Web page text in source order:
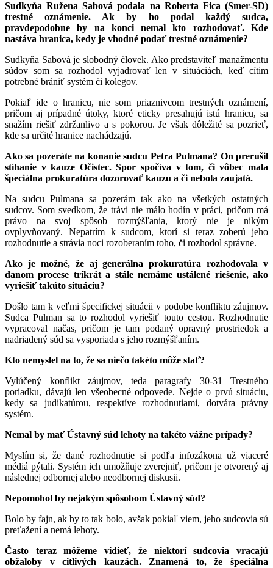
Sudkyňa Ružena Sabová podala na Roberta Fica (Smer-SD)
trestné oznámenie. Ak by ho podal každý sudca,
pravdepodobne by na konci nemal kto rozhodovať. Kde
nastáva hranica, kedy je vhodné podať trestné oznámenie?
Sudkyňa Sabová je slobodný človek. Ako predstaviteľ manažmentu
súdov som sa rozhodol vyjadrovať len v situáciách, keď cítim
potrebné brániť systém či kolegov.
Pokiaľ ide o hranicu, nie som priaznivcom trestných oznámení,
pričom aj prípadné útoky, ktoré eticky presahujú istú hranicu, sa
snažím riešiť zdržanlivo a s pokorou. Je však dôležité sa pozrieť,
kde sa určité hranice nachádzajú.
Ako sa pozeráte na konanie sudcu Petra Pulmana? On prerušil
stíhanie v kauze Očistec. Spor spočíva v tom, či vôbec mala
špeciálna prokuratúra dozorovať kauzu a či nebola zaujatá.
Na sudcu Pulmana sa pozerám tak ako na všetkých ostatných
sudcov. Som svedkom, že trávi nie málo hodín v práci, pričom má
právo na svoj spôsob rozmýšľania, ktorý nie je nikým
ovplyvňovaný. Nepatrím k sudcom, ktorí si teraz zoberú jeho
rozhodnutie a strávia noci rozoberaním toho, či rozhodol správne.
Ako je možné, že aj generálna prokuratúra rozhodovala v
danom procese trikrát a stále nemáme ustálené riešenie, ako
vyriešiť takúto situáciu?
Došlo tam k veľmi špecifickej situácii v podobe konfliktu záujmov.
Sudca Pulman sa to rozhodol vyriešiť touto cestou. Rozhodnutie
vypracoval načas, pričom je tam podaný opravný prostriedok a
nadriadený súd sa vysporiada s jeho rozmýšľaním.
Kto nemyslel na to, že sa niečo takéto môže stať?
Vylúčený konflikt záujmov, teda paragrafy 30-31 Trestného
poriadku, dávajú len všeobecné odpovede. Nejde o prvú situáciu,
kedy sa judikatúrou, respektíve rozhodnutiami, dotvára právny
systém.
Nemal by mať Ústavný súd lehoty na takéto vážne prípady?
Myslím si, že dané rozhodnutie si podľa infozákona už viaceré
médiá pýtali. Systém ich umožňuje zverejniť, pričom je otvorený aj
následnej odbornej alebo neodbornej diskusii.
Nepomohol by nejakým spôsobom Ústavný súd?
Bolo by fajn, ak by to tak bolo, avšak pokiaľ viem, jeho sudcovia sú
preťažení a nemá lehoty.
Často teraz môžeme vidieť, že niektorí sudcovia vracajú
obžaloby v citlivých kauzách. Znamená to, že špeciálna